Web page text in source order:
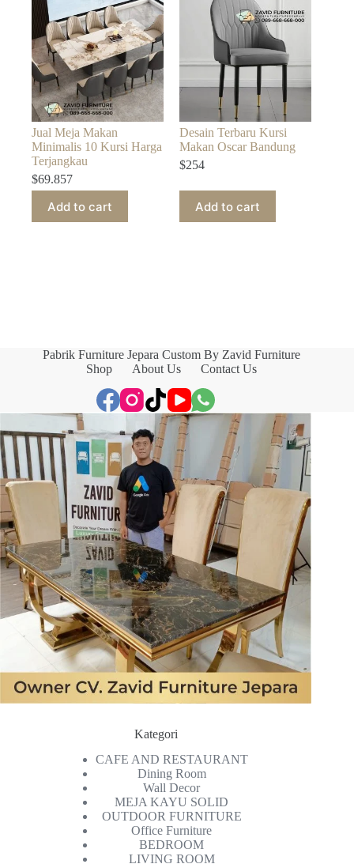
Jual Meja Makan
Minimalis 10 Kursi Harga
Terjangkau
$69.857
Add to cart
Desain Terbaru Kursi
Makan Oscar Bandung
$254
Add to cart
Pabrik Furniture Jepara Custom By Zavid Furniture
Shop
About Us Contact Us
Kategori
CAFE AND RESTAURANT
Dining Room
Wall Decor
MEJA KAYU SOLID
OUTDOOR FURNITURE
Office Furniture
BEDROOM
LIVING ROOM